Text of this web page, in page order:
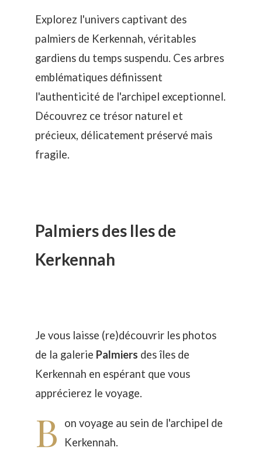
Explorez l'univers captivant des
palmiers de Kerkennah, véritables
gardiens du temps suspendu. Ces arbres
emblématiques définissent
l'authenticité de l'archipel exceptionnel.
Découvrez ce trésor naturel et
précieux, délicatement préservé mais
fragile.
Palmiers des Iles de
Kerkennah
Je vous laisse (re)découvrir les photos
de la galerie Palmiers des îles de
Kerkennah en espérant que vous
apprécierez le voyage.
B
on voyage au sein de l'archipel de
Kerkennah.